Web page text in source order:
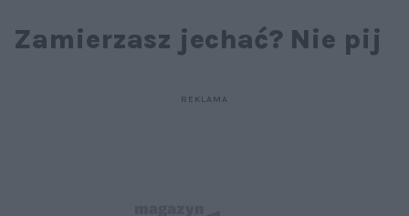
Zamierzasz jechać? Nie pij